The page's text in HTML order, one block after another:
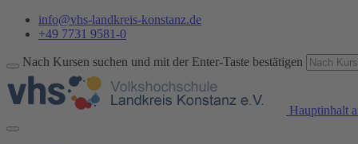
info@vhs-landkreis-konstanz.de
+49 7731 9581-0
Nach Kursen suchen und mit der Enter-Taste bestätigen
Hauptinhalt